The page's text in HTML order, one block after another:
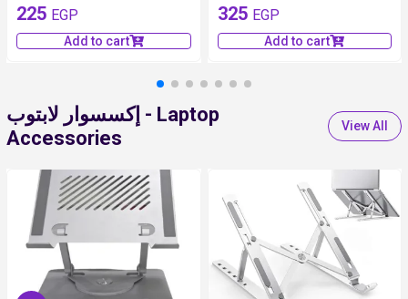
225 EGP
Add to cart
325 EGP
Add to cart
إكسسوار لابتوب - Laptop
Accessories
View All